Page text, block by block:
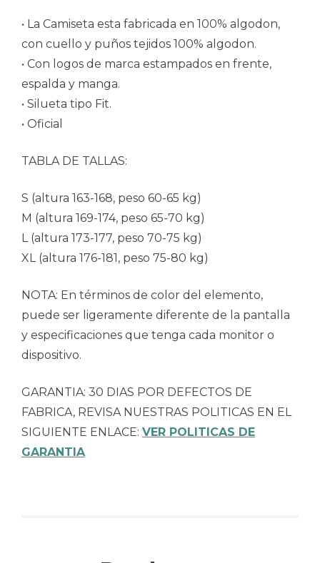
• La Camiseta esta fabricada en 100% algodon,
con cuello y puños tejidos 100% algodon.
• Con logos de marca estampados en frente,
espalda y manga.
• Silueta tipo Fit.
• Oficial
TABLA DE TALLAS:
S (altura 163-168, peso 60-65 kg)
M (altura 169-174, peso 65-70 kg)
L (altura 173-177, peso 70-75 kg)
XL (altura 176-181, peso 75-80 kg)
NOTA: En términos de color del elemento,
puede ser ligeramente diferente de la pantalla
y especificaciones que tenga cada monitor o
dispositivo.
GARANTIA: 30 DIAS POR DEFECTOS DE
FABRICA, REVISA NUESTRAS POLITICAS EN EL
SIGUIENTE ENLACE: VER POLITICAS DE
GARANTIA